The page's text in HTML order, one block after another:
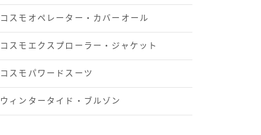
コスモオペレーター・カバーオール
コスモエクスプローラー・ジャケット
コスモパワードスーツ
ウィンタータイド・ブルゾン